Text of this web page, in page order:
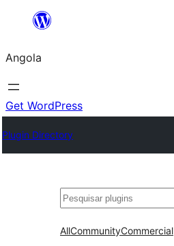
Saltar
o
conteúdo
Angola
Get WordPress
Plugin Directory
Pesquisar
AllCommunityCommercial